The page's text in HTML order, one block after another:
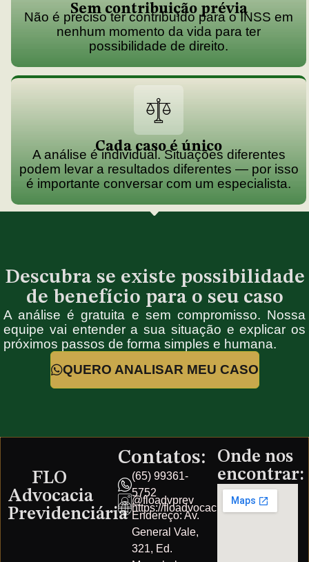
Sem contribuição prévia
Não é preciso ter contribuído para o INSS em
nenhum momento da vida para ter
possibilidade de direito.
Cada caso é único
A análise é individual. Situações diferentes
podem levar a resultados diferentes — por isso
é importante conversar com um especialista.
Descubra se existe possibilidade
de benefício para o seu caso
A análise é gratuita e sem compromisso. Nossa
equipe vai entender a sua situação e explicar os
próximos passos de forma simples e humana.
QUERO ANALISAR MEU CASO
FLO
Advocacia
Previdenciária
Contatos:
(65) 99361-
5752
@floadvprev
https://floadvocacia.com.br/
Endereço: Av.
General Vale,
321, Ed.
Onde nos
encontrar: